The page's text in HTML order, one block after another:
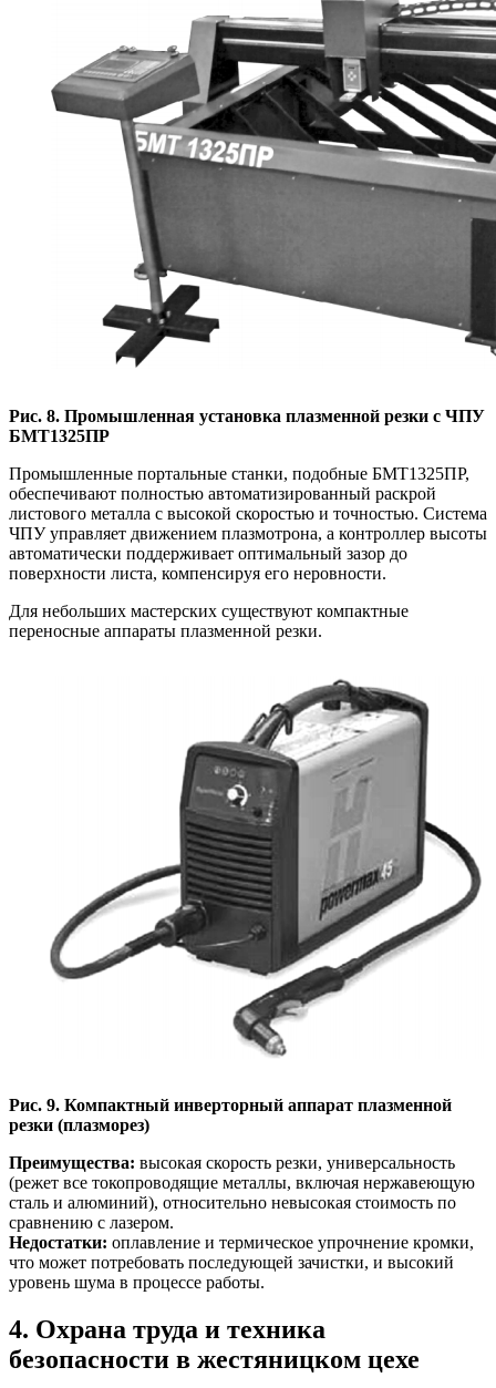
Рис. 8. Промышленная установка плазменной резки с ЧПУ
БМТ1325ПР
Промышленные портальные станки, подобные БМТ1325ПР,
обеспечивают полностью автоматизированный раскрой
листового металла с высокой скоростью и точностью. Система
ЧПУ управляет движением плазмотрона, а контроллер высоты
автоматически поддерживает оптимальный зазор до
поверхности листа, компенсируя его неровности.
Для небольших мастерских существуют компактные
переносные аппараты плазменной резки.
Рис. 9. Компактный инверторный аппарат плазменной
резки (плазморез)
Преимущества: высокая скорость резки, универсальность
(режет все токопроводящие металлы, включая нержавеющую
сталь и алюминий), относительно невысокая стоимость по
сравнению с лазером.
Недостатки: оплавление и термическое упрочнение кромки,
что может потребовать последующей зачистки, и высокий
уровень шума в процессе работы.
4. Охрана труда и техника
безопасности в жестяницком цехе